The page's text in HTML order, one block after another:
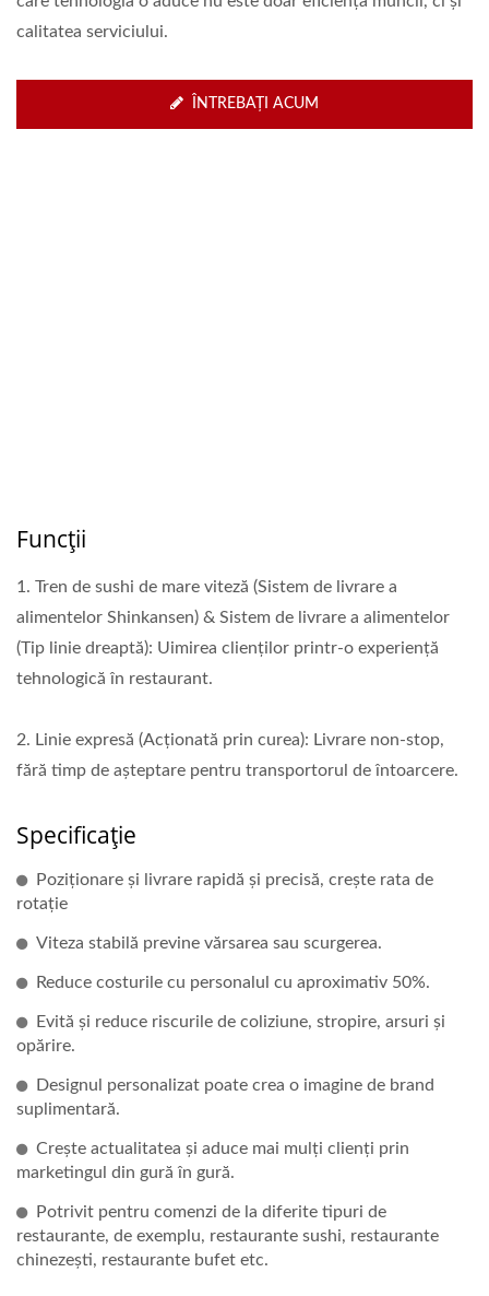
calitatea serviciului.
ÎNTREBAȚI ACUM
Funcții
1. Tren de sushi de mare viteză (Sistem de livrare a
alimentelor Shinkansen) & Sistem de livrare a alimentelor
(Tip linie dreaptă): Uimirea clienților printr-o experiență
tehnologică în restaurant.
2. Linie expresă (Acționată prin curea): Livrare non-stop,
fără timp de așteptare pentru transportorul de întoarcere.
Specificație
Poziționare și livrare rapidă și precisă, crește rata de
rotație
Viteza stabilă previne vărsarea sau scurgerea.
Reduce costurile cu personalul cu aproximativ 50%.
Evită și reduce riscurile de coliziune, stropire, arsuri și
opărire.
Designul personalizat poate crea o imagine de brand
suplimentară.
Crește actualitatea și aduce mai mulți clienți prin
marketingul din gură în gură.
Potrivit pentru comenzi de la diferite tipuri de
restaurante, de exemplu, restaurante sushi, restaurante
chinezești, restaurante bufet etc.